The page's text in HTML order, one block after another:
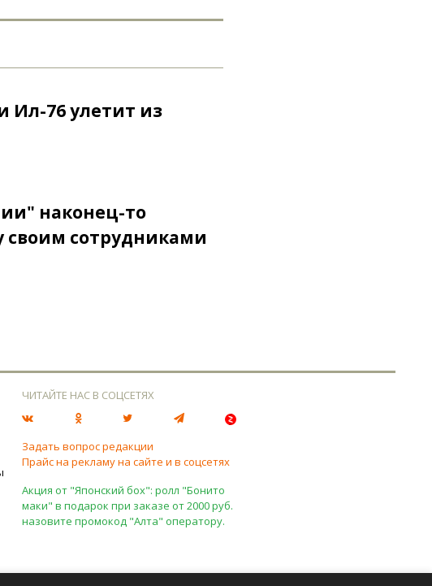
Ил-76 улетит из
наконец-то
своим сотрудниками
ЧИТАЙТЕ НАС В СОЦСЕТЯХ
Задать вопрос редакции
Прайс на рекламу на сайте и в соцсетях
Акция от "Японский бох": ролл "Бонито
маки" в подарок при заказе от 2000 руб.
назовите промокод "Алта" оператору.